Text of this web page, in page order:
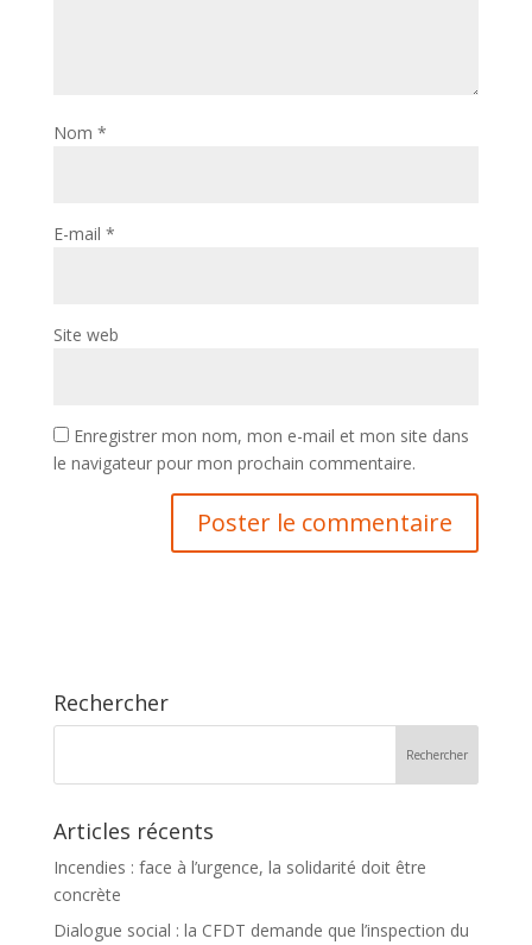
Nom *
E-mail *
Site web
Enregistrer mon nom, mon e-mail et mon site dans
le navigateur pour mon prochain commentaire.
Rechercher
Articles récents
Incendies : face à l’urgence, la solidarité doit être
concrète
Dialogue social : la CFDT demande que l’inspection du